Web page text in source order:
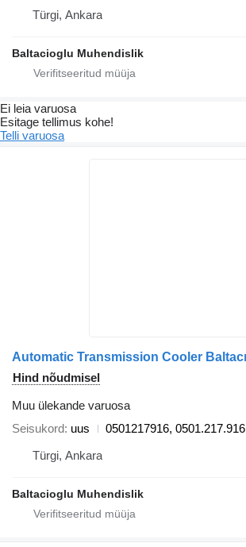
Türgi, Ankara
Baltacioglu Muhendislik
Ei leia varuosa
Esitage tellimus kohe!
Telli varuosa
Hind nõudmisel
Muu ülekande varuosa
Seisukord uus
0501217916, 0501.217.916
Türgi, Ankara
Baltacioglu Muhendislik